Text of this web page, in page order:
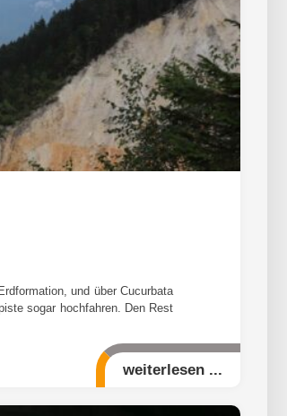
und über Cucurbata
sogar hochfahren. Den Rest
weiterlesen ...